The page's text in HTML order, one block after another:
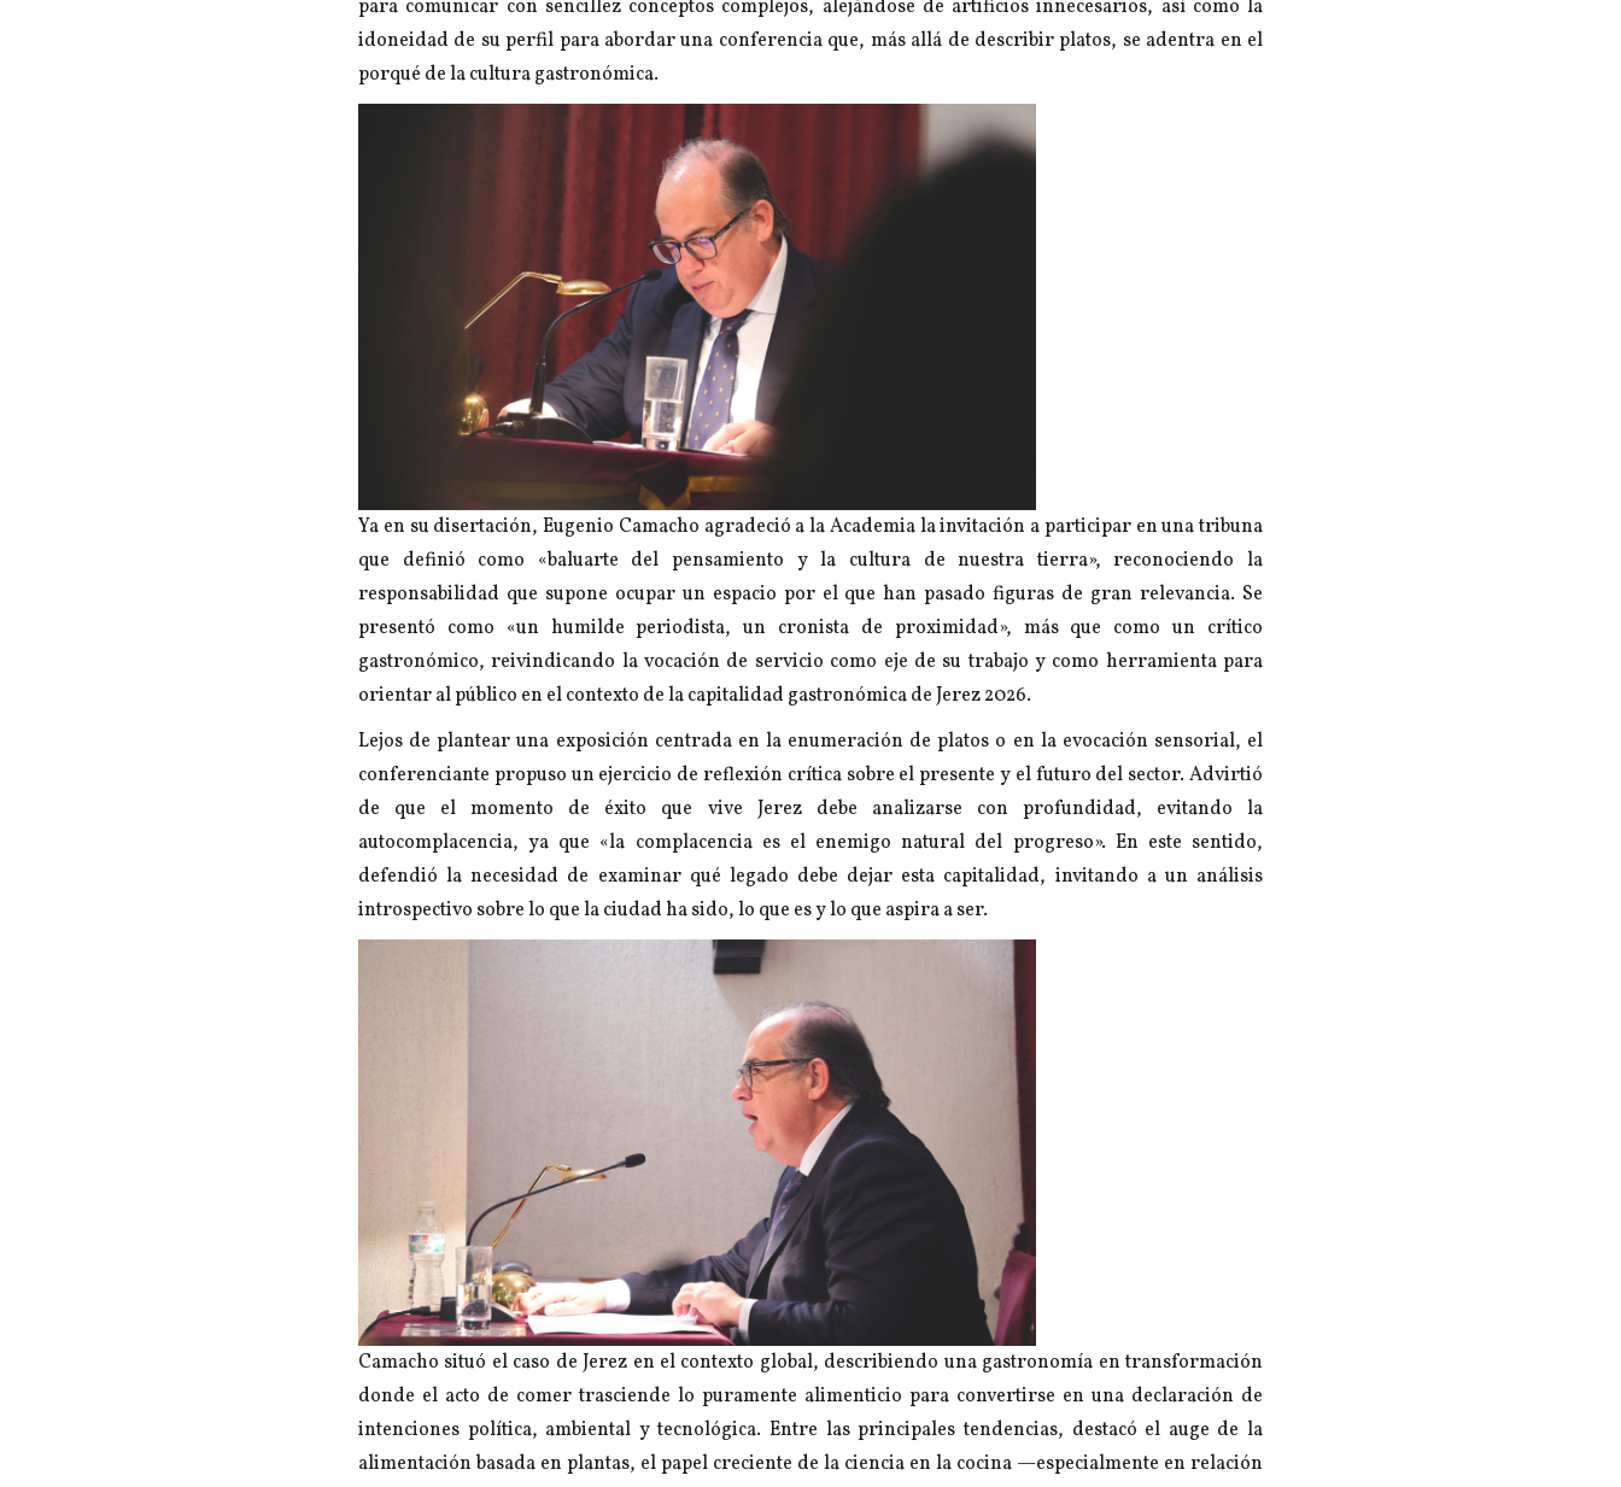
para comunicar con sencillez conceptos complejos, alejándose de artificios innecesarios, así como la
idoneidad de su perfil para abordar una conferencia que, más allá de describir platos, se adentra en el
porqué de la cultura gastronómica.
Ya en su disertación, Eugenio Camacho agradeció a la Academia la invitación a participar en una tribuna
que definió como «baluarte del pensamiento y la cultura de nuestra tierra», reconociendo la
responsabilidad que supone ocupar un espacio por el que han pasado figuras de gran relevancia. Se
presentó como «un humilde periodista, un cronista de proximidad», más que como un crítico
gastronómico, reivindicando la vocación de servicio como eje de su trabajo y como herramienta para
orientar al público en el contexto de la capitalidad gastronómica de Jerez 2026.
Lejos de plantear una exposición centrada en la enumeración de platos o en la evocación sensorial, el
conferenciante propuso un ejercicio de reflexión crítica sobre el presente y el futuro del sector. Advirtió
de que el momento de éxito que vive Jerez debe analizarse con profundidad, evitando la
autocomplacencia, ya que «la complacencia es el enemigo natural del progreso». En este sentido,
defendió la necesidad de examinar qué legado debe dejar esta capitalidad, invitando a un análisis
introspectivo sobre lo que la ciudad ha sido, lo que es y lo que aspira a ser.
Camacho situó el caso de Jerez en el contexto global, describiendo una gastronomía en transformación
donde el acto de comer trasciende lo puramente alimenticio para convertirse en una declaración de
intenciones política, ambiental y tecnológica. Entre las principales tendencias, destacó el auge de la
alimentación basada en plantas, el papel creciente de la ciencia en la cocina —especialmente en relación